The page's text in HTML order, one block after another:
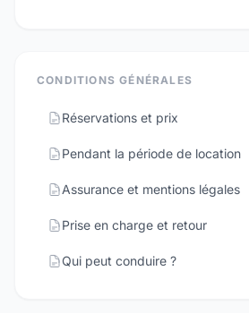
CONDITIONS GÉNÉRALES
Réservations et prix
Pendant la période de location
Assurance et mentions légales
Prise en charge et retour
Qui peut conduire ?